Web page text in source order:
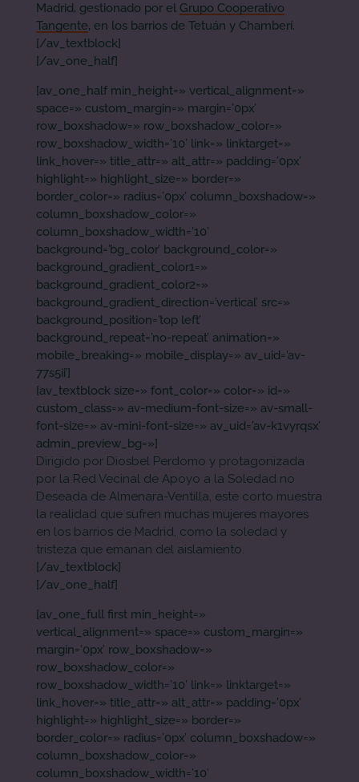
Madrid, gestionado por el Grupo Cooperativo
Tangente, en los barrios de Tetuán y Chamberí.
[/av_textblock]
[/av_one_half]
[av_one_half min_height=» vertical_alignment=»
space=» custom_margin=» margin=’0px’
row_boxshadow=» row_boxshadow_color=»
row_boxshadow_width=’10’ link=» linktarget=»
link_hover=» title_attr=» alt_attr=» padding=’0px’
highlight=» highlight_size=» border=»
border_color=» radius=’0px’ column_boxshadow=»
column_boxshadow_color=»
column_boxshadow_width=’10’
background=’bg_color’ background_color=»
background_gradient_color1=»
background_gradient_color2=»
background_gradient_direction=’vertical’ src=»
background_position=’top left’
background_repeat=’no-repeat’ animation=»
mobile_breaking=» mobile_display=» av_uid=’av-
77s5ii’]
[av_textblock size=» font_color=» color=» id=»
custom_class=» av-medium-font-size=» av-small-
font-size=» av-mini-font-size=» av_uid=’av-k1vyrqsx’
admin_preview_bg=»]
Dirigido por Diosbel Perdomo y protagonizada
por la Red Vecinal de Apoyo a la Soledad no
Deseada de Almenara-Ventilla, este corto muestra
la realidad que sufren muchas mujeres mayores
en los barrios de Madrid, como la soledad y
tristeza que emanan del aislamiento.
[/av_textblock]
[/av_one_half]
[av_one_full first min_height=»
vertical_alignment=» space=» custom_margin=»
margin=’0px’ row_boxshadow=»
row_boxshadow_color=»
row_boxshadow_width=’10’ link=» linktarget=»
link_hover=» title_attr=» alt_attr=» padding=’0px’
highlight=» highlight_size=» border=»
border_color=» radius=’0px’ column_boxshadow=»
column_boxshadow_color=»
column_boxshadow_width=’10’